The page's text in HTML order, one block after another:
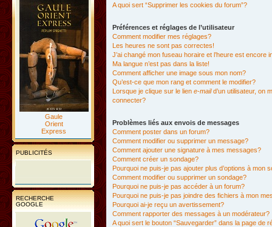
Gaule
Orient
Express
PUBLICITÉS
RECHERCHE
GOOGLE
A quoi sert “Supprimer les cookies du forum”?
Préférences et réglages de l’utilisateur
Comment modifier mes réglages?
Les heures ne sont pas correctes!
J’ai changé mon fuseau horaire et l’heure est encore
Ma langue n’est pas dans la liste!
Comment afficher une image sous mon nom?
Qu’est-ce que mon rang et comment le modifier?
Lorsque je clique sur le lien e-maild’un utilisateur, on
connecter?
Problèmes liés aux envois de messages
Comment poster dans un forum?
Comment modifier ou supprimer un message?
Comment ajouter une signature à mes messages?
Comment créer un sondage?
Pourquoi ne puis-je pas ajouter plus d’options à mon
Comment modifier ou supprimer un sondage?
Pourquoi ne puis-je pas accéder à un forum?
Pourquoi ne puis-je pas joindre des fichiers à mon
Pourquoi ai-je reçu un avertissement?
Comment rapporter des messages à un modérateur?
A quoi sert le bouton “Sauvegarder” dans la page de